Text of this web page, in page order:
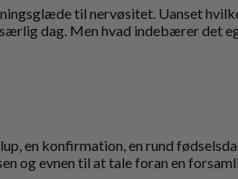
til nervøsitet. Uanset
dag. Men hvad indebærer det
en konfirmation, en rund
og evnen til at tale foran en